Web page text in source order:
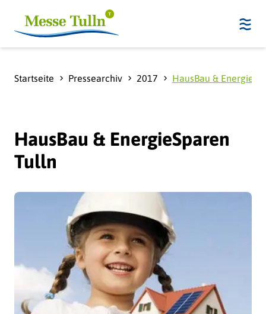
Startseite Pressearchiv 2017 HausBau &
HausBau & EnergieSparen
Tulln